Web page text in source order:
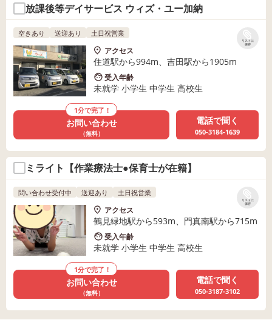
放課後等デイサービス ウィズ・ユー加納
リストに
保存
空きあり 送迎あり 土日祝営業
アクセス
住道駅から994m、吉田駅から1905m
受入年齢
未就学 小学生 中学生 高校生
1分で完了！
お問い合わせ
（無料）
電話で聞く
050-3184-1639
ミライト【作業療法士●保育士が在籍】
リストに
保存
問い合わせ受付中 送迎あり 土日祝営業
アクセス
鶴見緑地駅から593m、門真南駅から715m
受入年齢
未就学 小学生 中学生 高校生
1分で完了！
お問い合わせ
（無料）
電話で聞く
050-3187-3102